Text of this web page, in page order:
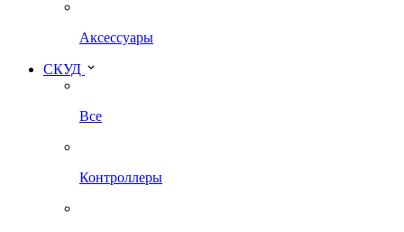
Аксессуары
СКУД
Все
Контроллеры